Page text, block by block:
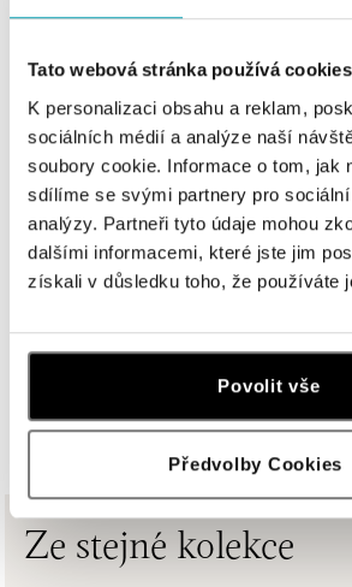
Tato webová stránka používá cookies
K personalizaci obsahu a reklam,
sociálních médií a analýze naší
soubory cookie. Informace o tom, jak
sdílíme se svými partnery pro
analýzy. Partneři tyto údaje mohou
dalšími informacemi, které jste jim
získali v důsledku toho, že používáte
Povolit vše
Předvolby Cookies
ALO diamonds OC Nový
tel.: +420 603 192 388, +420 733 546 889
ALO diamonds OC Olympia,
U Dálnice 777, 664 42 Modřice
tel.: +420 733 397 316, +420 605 231 821
dnes otevřeno do 21:00
Náměstí Republiky 1, 110 00 Praha 1 -
dnes otevřeno do 21:00
ALO diamonds Pařížská, Praha 1
dnes otevřeno do 19:00
ZOBRAZIT VŠECHNY
Ze stejné kolekce